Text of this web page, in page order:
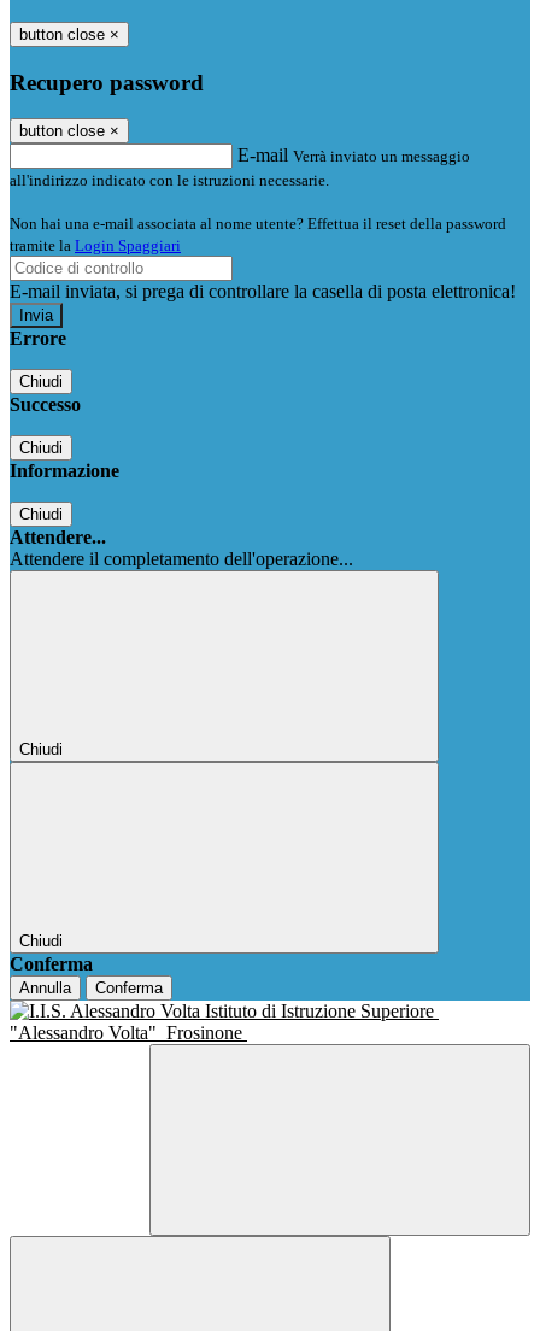
button close ×
Recupero password
button close ×
E-mail Verrà inviato un messaggio
all'indirizzo indicato con le istruzioni necessarie.
Non hai una e-mail associata al nome utente? Effettua il reset della password
tramite la Login Spaggiari
E-mail inviata, si prega di controllare la casella di posta elettronica!
Errore
Chiudi
Successo
Chiudi
Informazione
Chiudi
Attendere...
Attendere il completamento dell'operazione...
Chiudi
Chiudi
Conferma
Annulla Conferma
Istituto di Istruzione Superiore
"Alessandro Volta" Frosinone